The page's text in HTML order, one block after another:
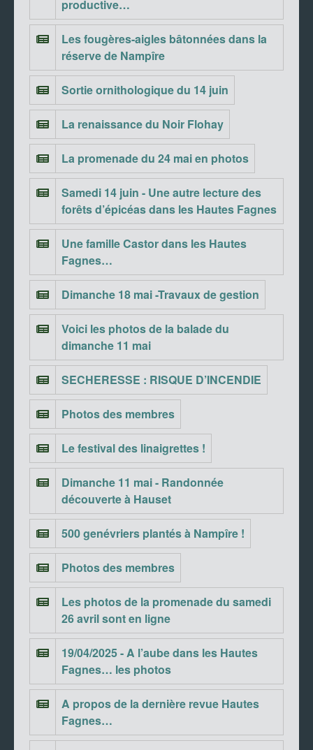
productive…
Les fougères-aigles bâtonnées dans la
réserve de Nampîre
Sortie ornithologique du 14 juin
La renaissance du Noir Flohay
La promenade du 24 mai en photos
Samedi 14 juin - Une autre lecture des
forêts d’épicéas dans les Hautes Fagnes
Une famille Castor dans les Hautes
Fagnes…
Dimanche 18 mai -Travaux de gestion
Voici les photos de la balade du
dimanche 11 mai
SECHERESSE : RISQUE D’INCENDIE
Photos des membres
Le festival des linaigrettes !
Dimanche 11 mai - Randonnée
découverte à Hauset
500 genévriers plantés à Nampîre !
Photos des membres
Les photos de la promenade du samedi
26 avril sont en ligne
19/04/2025 - A l’aube dans les Hautes
Fagnes… les photos
A propos de la dernière revue Hautes
Fagnes…